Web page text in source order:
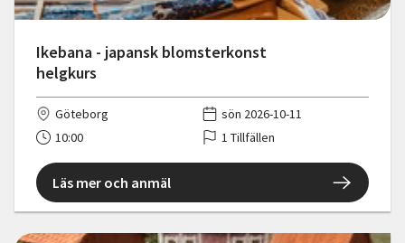
Ikebana - japansk blomsterkonst
helgkurs
Göteborg
sön 2026-10-11
10:00
1 Tillfällen
Läs mer och anmäl